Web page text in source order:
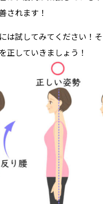
されます！
は試してみてください！
正していきましょう！